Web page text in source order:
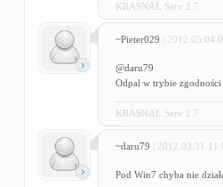
KRASNAL Serv 2.7
~Pieter029 | 2012.05.04
@daru79
Odpal w trybie
KRASNAL Serv 2.7
~daru79 | 2012.03.31
Pod Win7 chyba nie